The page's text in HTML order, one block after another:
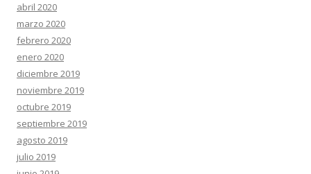
abril 2020
marzo 2020
febrero 2020
enero 2020
diciembre 2019
noviembre 2019
octubre 2019
septiembre 2019
agosto 2019
julio 2019